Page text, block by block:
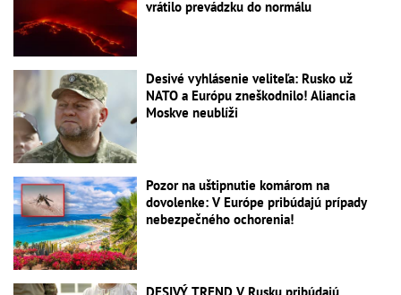
vrátilo prevádzku do normálu
Desivé vyhlásenie veliteľa: Rusko už
NATO a Európu zneškodnilo! Aliancia
Moskve neublíži
Pozor na uštipnutie komárom na
dovolenke: V Európe pribúdajú prípady
nebezpečného ochorenia!